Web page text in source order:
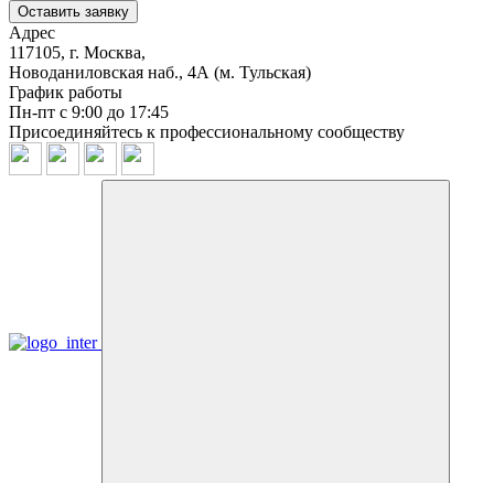
Оставить заявку
Адрес
117105, г. Москва,
Новоданиловская наб., 4А (м. Тульская)
График работы
Пн-пт с 9:00 до 17:45
Присоединяйтесь к профессиональному сообществу